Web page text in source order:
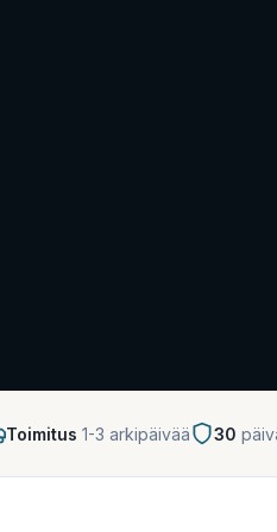
Toimitus 1-3 arkipäivää 30